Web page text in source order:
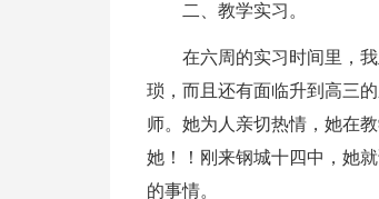
二、教学实习。
在六周的实习时间里，
琐，而且还有面临升到高三
师。她为人亲切热情，她在
她！！刚来钢城十四中，她
的事情。